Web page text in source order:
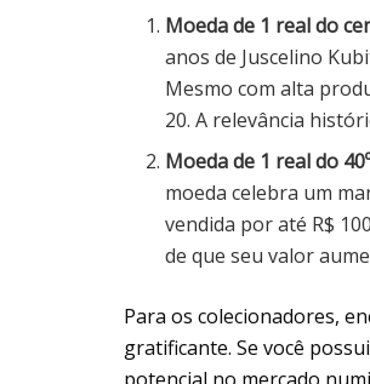
Moeda de 1 real do
anos de Juscelino
Mesmo com alta
20. A relevância
Moeda de 1 real do
moeda celebra um
vendida por até R$
de que seu valor
Para os colecionadores,
gratificante. Se você